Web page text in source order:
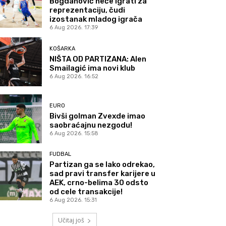
reprezentaciju, čudi
izostanak mladog igrača
6 Aug 2026. 17:39
KOŠARKA
NIŠTA OD PARTIZANA: Alen
Smailagić ima novi klub
6 Aug 2026. 16:52
EURO
Bivši golman Zvexde imao
saobraćajnu nezgodu!
6 Aug 2026. 15:58
FUDBAL
Partizan ga se lako odrekao,
sad pravi transfer karijere u
AEK, crno-belima 30 odsto
od cele transakcije!
6 Aug 2026. 15:31
Učitaj još